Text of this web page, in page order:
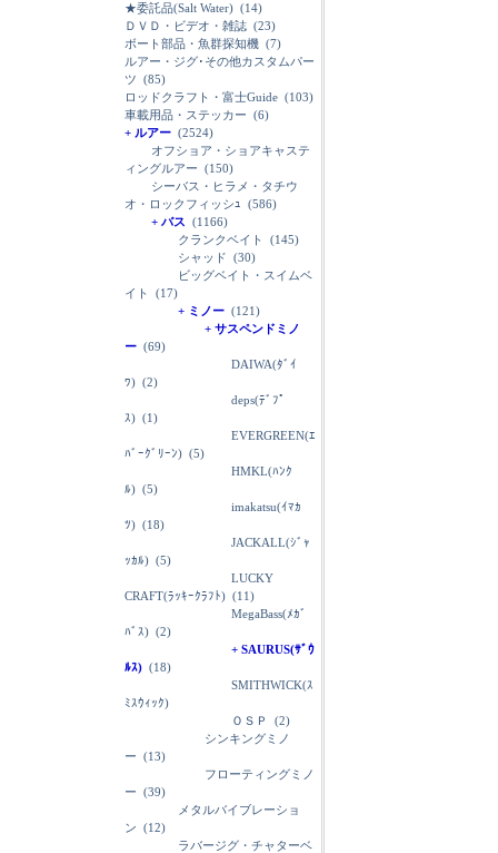
★委託品(Salt Water) (14)
ＤＶＤ・ビデオ・雑誌 (23)
ボート部品・魚群探知機 (7)
ルアー・ジグ･その他カスタムパー
ツ (85)
ロッドクラフト・富士Guide (103)
車載用品・ステッカー (6)
+ ルアー (2524)
オフショア・ショアキャステ
ィングルアー (150)
シーバス・ヒラメ・タチウ
オ・ロックフィッシｭ (586)
+ バス (1166)
クランクベイト
(145)
シャッド (30)
ビッグベイト・スイムベ
イト
(17)
+ ミノー (121)
+ サスペンドミノ
ー (69)
DAIWA(ﾀﾞｲ
ﾜ) (2)
deps(ﾃﾞﾌﾟ
ｽ) (1)
EVERGREEN(ｴ
ﾊﾞｰｸﾞﾘｰﾝ) (5)
HMKL(ﾊﾝｸ
ﾙ) (5)
imakatsu(ｲﾏｶ
ﾂ) (18)
JACKALL(ｼﾞｬ
ｯｶﾙ) (5)
LUCKY
CRAFT(ﾗｯｷｰｸﾗﾌﾄ) (11)
MegaBass(ﾒｶﾞ
ﾊﾞｽ) (2)
+ SAURUS(ｻﾞｳ
ﾙｽ) (18)
SMITHWICK(ｽ
ﾐｽｳｨｯｸ)
ＯＳＰ
(2)
シンキングミノ
ー (13)
フローティングミノ
ー (39)
メタルバイブレーショ
ン (12)
ラバージグ・チャターベ